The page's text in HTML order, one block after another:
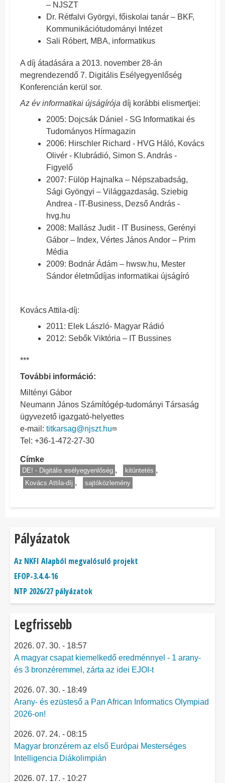
– NJSZT
Dr. Rétfalvi Györgyi, főiskolai tanár – BKF,
Kommunikációtudományi Intézet
Sali Róbert, MBA, informatikus
A díj átadására a 2013. november 28-án
megrendezendő 7. Digitális Esélyegyenlőség
Konferencián kerül sor.
Az év informatikai újságírója díj korábbi elismertjei:
2005: Dojcsák Dániel - SG Informatikai és
Tudományos Hírmagazin
2006: Hirschler Richard - HVG Háló, Kovács
Olivér - Klubrádió, Simon S. András -
Figyelő
2007: Fülöp Hajnalka – Népszabadság,
Sági Gyöngyi – Világgazdaság, Sziebig
Andrea - IT-Business, Dezső András -
hvg.hu
2008: Mallász Judit - IT Business, Gerényi
Gábor – Index, Vértes János Andor – Prim
Média
2009: Bodnár Ádám – hwsw.hu, Mester
Sándor életműdíjas informatikai újságíró
Kovács Attila-díj:
2011: Elek László- Magyar Rádió
2012: Sebők Viktória – IT Bussines
***
További információ:
Miltényi Gábor
Neumann János Számítógép-tudományi Társaság
ügyvezető igazgató-helyettes
e-mail: titkarsag@njszt.hu
Tel: +36-1-472-27-30
Címke
DE! - Digitális esélyegyenlőség
kitüntetés
Kovács Attila-díj
sajtóközlemény
Pályázatok
Az NKFI Alapból megvalósuló projekt
EFOP-3.4.4-16
NTP 2026/27 pályázatok
Legfrissebb
2026. 07. 30. - 18:57
A magyar csapat kiemelkedő eredménnyel - 1 arany-
és 3 bronzéremmel, zárta az idei EJOI-t
2026. 07. 30. - 18:49
Arany- és ezüsteső a Pan African Informatics Olympiad
2026-on!
2026. 07. 24. - 08:15
Magyar bronzérem az első Európai Mesterséges
Intelligencia Diákolimpián
2026. 07. 17. - 10:27